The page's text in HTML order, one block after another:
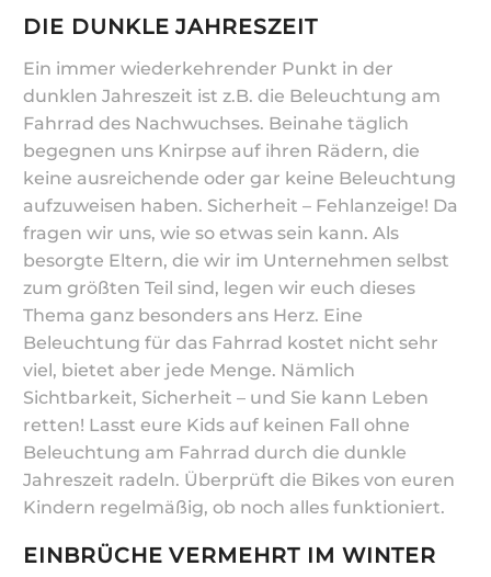
DIE DUNKLE JAHRESZEIT
Ein immer wiederkehrender Punkt in der
dunklen Jahreszeit ist z.B. die Beleuchtung am
Fahrrad des Nachwuchses. Beinahe täglich
begegnen uns Knirpse auf ihren Rädern, die
keine ausreichende oder gar keine Beleuchtung
aufzuweisen haben. Sicherheit – Fehlanzeige! Da
fragen wir uns, wie so etwas sein kann. Als
besorgte Eltern, die wir im Unternehmen selbst
zum größten Teil sind, legen wir euch dieses
Thema ganz besonders ans Herz. Eine
Beleuchtung für das Fahrrad kostet nicht sehr
viel, bietet aber jede Menge. Nämlich
Sichtbarkeit, Sicherheit – und Sie kann Leben
retten! Lasst eure Kids auf keinen Fall ohne
Beleuchtung am Fahrrad durch die dunkle
Jahreszeit radeln. Überprüft die Bikes von euren
Kindern regelmäßig, ob noch alles funktioniert.
EINBRÜCHE VERMEHRT IM WINTER